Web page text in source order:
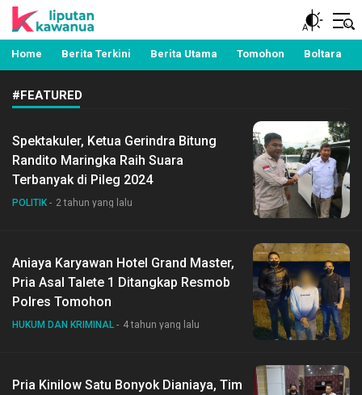
Liputan Kawanua
Berita Manado, Sulawesi Utara, Kawanua, Politik,
Pemerintahan, Hukum Kriminal dan Nasional
Home Berita Terkini Berita Utama Tomohon Boltara
#FEATURED
Spektakuler, Ketua Gerindra Bitung
Randito Maringka Raih Suara
Terbanyak di Pileg 2024
POLITIK 2 tahun yang lalu
Aniaya Karyawan Hotel Grand Master,
Pria Asal Talete 1 Ditangkap Resmob
Polres Tomohon
HUKUM DAN KRIMINAL 4 tahun yang lalu
Pria Kinilow Satu Bonyok Dianiaya, Tim